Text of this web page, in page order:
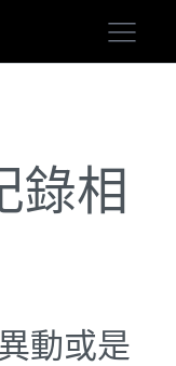
錄相
動或是